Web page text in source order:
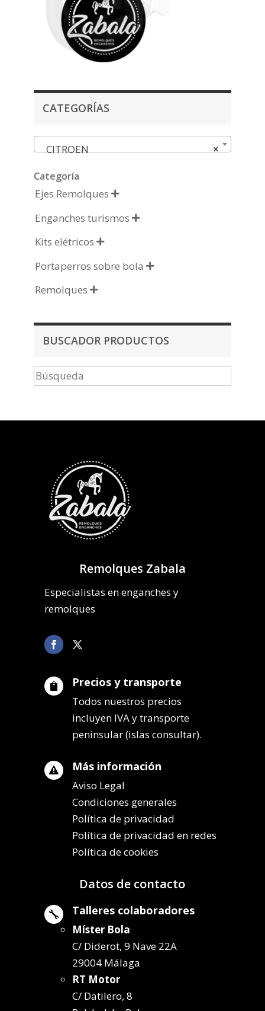
CATEGORÍAS
×
CITROEN
Categoría
Ejes Remolques 
Enganches turismos 
Kits elétricos 
Portaperros sobre bola 
Remolques 
BUSCADOR PRODUCTOS
Remolques Zabala
Especialistas en enganches y
remolques
 Precios y transporte
Todos nuestros precios
incluyen IVA y transporte
peninsular (islas consultar).
 Más información
Aviso Legal
Condiciones generales
Política de privacidad
Política de privacidad en redes
Política de cookies
Datos de contacto
 Talleres colaboradores
Míster Bola
C/ Diderot, 9 Nave 22A
29004 Málaga
RT Motor
C/ Datilero, 8